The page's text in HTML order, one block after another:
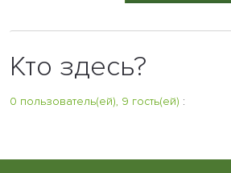
Кто здесь?
0 пользователь(ей), 9 гость(ей) :